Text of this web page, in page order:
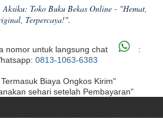
Toko Buku Bekas Online - "Hemat,
Terpercaya!".
nomor untuk langsung chat
:
0813-1063-6383
Biaya Ongkos Kirim"
sehari setelah Pembayaran"